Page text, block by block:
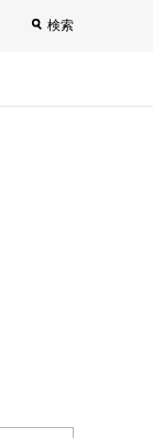
検索